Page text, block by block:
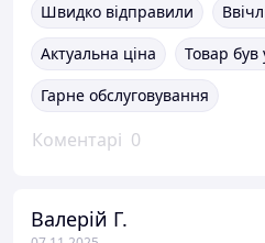
Швидко відправили
Актуальна ціна
Товар був
Гарне обслуговування
Коментарі 0
Валерій Г.